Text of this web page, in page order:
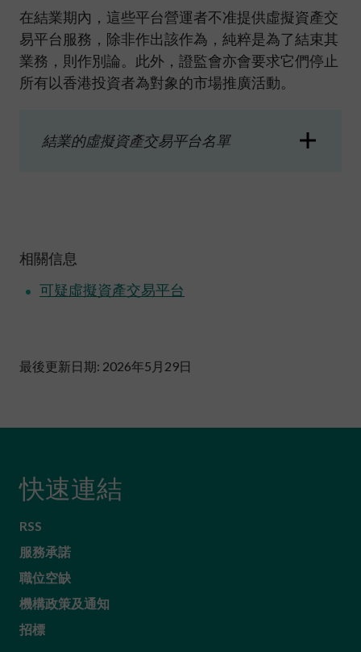
在結業期內，這些平台營運者不准提供虛擬資產交
易平台服務，除非作出該作為，純粹是為了結束其
業務，則作別論。此外，證監會亦會要求它們停止
所有以香港投資者為對象的市場推廣活動。
結業的虛擬資產交易平台名單
相關信息
可疑虛擬資產交易平台
最後更新日期: 2026年5月29日
快速連結
RSS
服務承諾
職位空缺
機構政策及通知
招標